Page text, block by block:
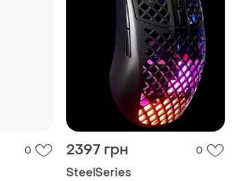
0 2397 грн 0
SteelSeries